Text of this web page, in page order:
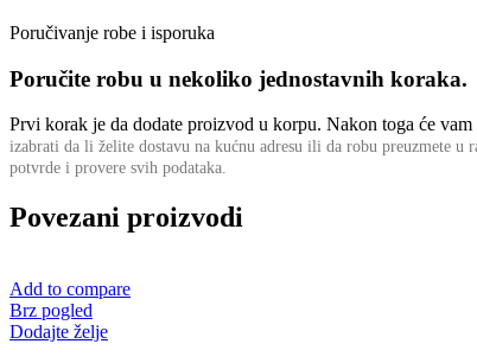
Poručivanje robe i isporuka
Poručite robu u nekoliko jednostavnih koraka.
Prvi korak je da dodate proizvod u korpu. Nakon toga će
izabrati da li želite dostavu na kućnu adresu ili da robu preuzmete u
potvrde i provere svih podataka.
Povezani proizvodi
Add to compare
Brz pogled
Dodajte želje